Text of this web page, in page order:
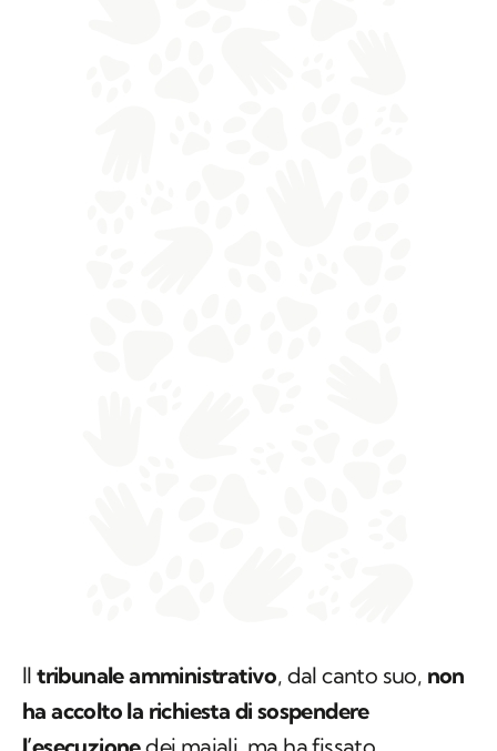
Iltribunale amministrativo, dal canto suo, non
ha accolto la richiesta di sospendere